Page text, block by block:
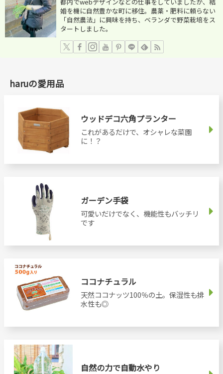
婚を機に自然豊かな町に移住。農薬・肥料に頼らない
「自然農法」に興味を持ち、ベランダで野菜栽培をス
タートしました。
haruの愛用品
ウッドデコ六角プランター
これがあるだけで、オシャレな菜園
に！？
ガーデン手袋
可愛いだけでなく、機能性もバッチリ
です
ココナチュラル
天然ココナッツ100％の土。保湿性も排
水性も◎
自然の力で自動水やり